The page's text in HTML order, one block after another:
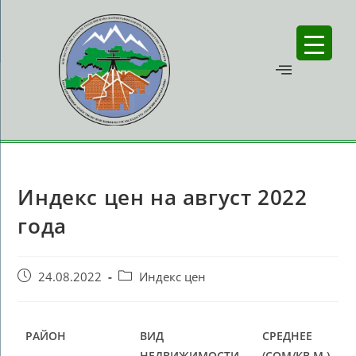
Индекс цен на август 2022
года
24.08.2022 Индекс цен
РАЙОН
ВИД
СРЕДНЕЕ